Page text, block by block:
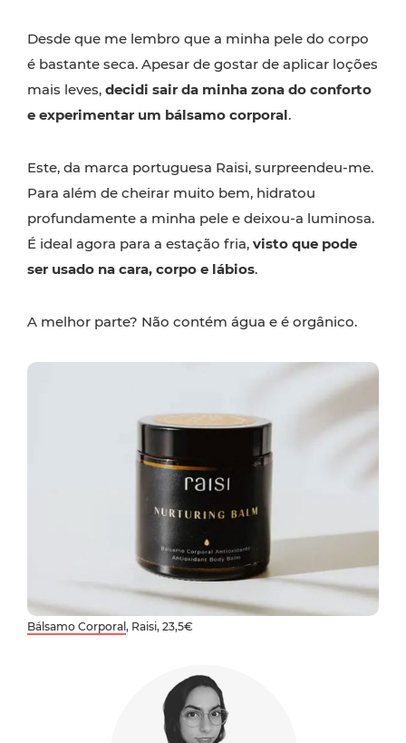
Desde que me lembro que a minha pele do corpo
é bastante seca. Apesar de gostar de aplicar loções
mais leves, decidi sair da minha zona do conforto
e experimentar um bálsamo corporal.
Este, da marca portuguesa Raisi, surpreendeu-me.
Para além de cheirar muito bem, hidratou
profundamente a minha pele e deixou-a luminosa.
É ideal agora para a estação fria, visto que pode
ser usado na cara, corpo e lábios.
A melhor parte? Não contém água e é orgânico.
Bálsamo Corporal , Raisi, 23,5€